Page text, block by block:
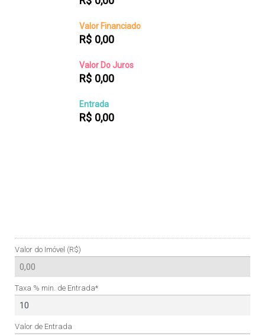
Valor Financiado
R$ 0,00
Valor Do Juros
R$ 0,00
Entrada
R$ 0,00
Valor do Imóvel (R$)
Taxa % min. de Entrada*
Valor de Entrada